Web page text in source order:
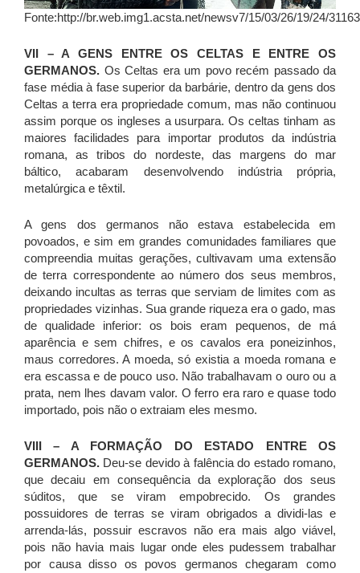
Fonte:http://br.web.img1.acsta.net/newsv7/15/03/26/19/24/
VII – A GENS ENTRE OS CELTAS E ENTRE OS
GERMANOS. Os Celtas era um povo recém passado da
fase média à fase superior da barbárie, dentro da gens dos
Celtas a terra era propriedade comum, mas não continuou
assim porque os ingleses a usurpara. Os celtas tinham as
maiores facilidades para importar produtos da indústria
romana, as tribos do nordeste, das margens do mar
báltico, acabaram desenvolvendo indústria própria,
metalúrgica e têxtil.
A gens dos germanos não estava estabelecida em
povoados, e sim em grandes comunidades familiares que
compreendia muitas gerações, cultivavam uma extensão
de terra correspondente ao número dos seus membros,
deixando incultas as terras que serviam de limites com as
propriedades vizinhas. Sua grande riqueza era o gado, mas
de qualidade inferior: os bois eram pequenos, de má
aparência e sem chifres, e os cavalos era poneizinhos,
maus corredores. A moeda, só existia a moeda romana e
era escassa e de pouco uso. Não trabalhavam o ouro ou a
prata, nem lhes davam valor. O ferro era raro e quase todo
importado, pois não o extraiam eles mesmo.
VIII – A FORMAÇÃO DO ESTADO ENTRE OS
GERMANOS. Deu-se devido à falência do estado romano,
que decaiu em consequência da exploração dos seus
súditos, que se viram empobrecido. Os grandes
possuidores de terras se viram obrigados a dividi-las e
arrenda-lás, possuir escravos não era mais algo viável,
pois não havia mais lugar onde eles pudessem trabalhar
por causa disso os povos germanos chegaram como